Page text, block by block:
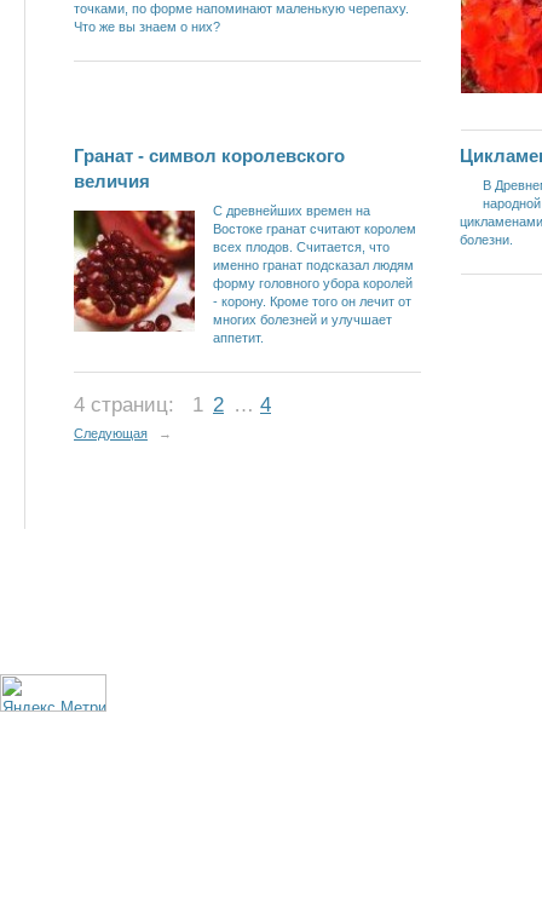
точками, по форме напоминают маленькую черепаху.
Что же вы знаем о них?
Гранат - символ королевского
величия
С древнейших времен на
Востоке гранат считают королем
всех плодов. Считается, что
именно гранат подсказал людям
форму головного убора королей
- корону. Кроме того он лечит от
многих болезней и улучшает
аппетит.
В
болезни.
4 страниц: 1 2 … 4
Следующая →